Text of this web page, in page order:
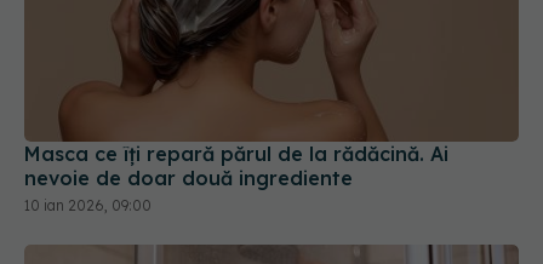
Masca ce îți repară părul de la rădăcină. Ai
nevoie de doar două ingrediente
10 ian 2026, 09:00